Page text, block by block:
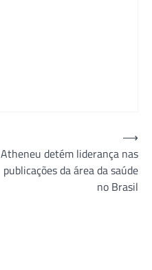
Atheneu detém liderança nas
publicações da área da saúde
no Brasil
⟶